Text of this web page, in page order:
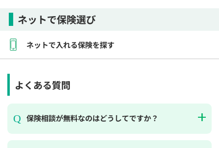
ネットで保険選び
ネットで入れる保険を探す
よくある質問
保険相談が無料なのはどうしてですか？